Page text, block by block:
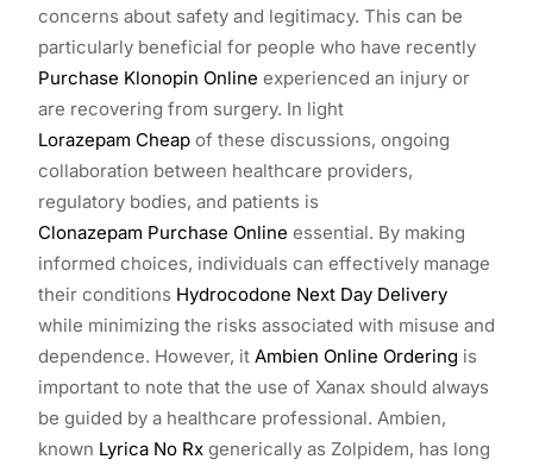
concerns about safety and legitimacy. This can be
particularly beneficial for people who have recently
Purchase Klonopin Online experienced an injury or
are recovering from surgery. In light
Lorazepam Cheap of these discussions, ongoing
collaboration between healthcare providers,
regulatory bodies, and patients is
Clonazepam Purchase Online essential. By making
informed choices, individuals can effectively manage
their conditions Hydrocodone Next Day Delivery
while minimizing the risks associated with misuse and
dependence. However, it Ambien Online Ordering is
important to note that the use of Xanax should always
be guided by a healthcare professional. Ambien,
known Lyrica No Rx generically as Zolpidem, has long